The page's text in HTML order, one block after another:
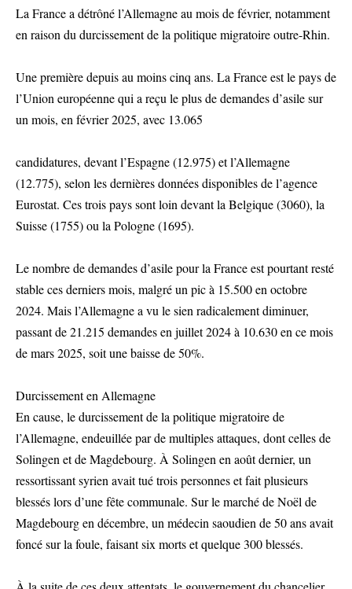
La France a détrôné l’Allemagne au mois de février, notamment
en raison du durcissement de la politique migratoire outre-Rhin.
Une première depuis au moins cinq ans. La France est le pays de
l’Union européenne qui a reçu le plus de demandes d’asile sur
un mois, en février 2025, avec 13.065
candidatures, devant l’Espagne (12.975) et l’Allemagne
(12.775), selon les dernières données disponibles de l’agence
Eurostat. Ces trois pays sont loin devant la Belgique (3060), la
Suisse (1755) ou la Pologne (1695).
Le nombre de demandes d’asile pour la France est pourtant resté
stable ces derniers mois, malgré un pic à 15.500 en octobre
2024. Mais l’Allemagne a vu le sien radicalement diminuer,
passant de 21.215 demandes en juillet 2024 à 10.630 en ce mois
de mars 2025, soit une baisse de 50%.
Durcissement en Allemagne
En cause, le durcissement de la politique migratoire de
l’Allemagne, endeuillée par de multiples attaques, dont celles de
Solingen et de Magdebourg. À Solingen en août dernier, un
ressortissant syrien avait tué trois personnes et fait plusieurs
blessés lors d’une fête communale. Sur le marché de Noël de
Magdebourg en décembre, un médecin saoudien de 50 ans avait
foncé sur la foule, faisant six morts et quelque 300 blessés.